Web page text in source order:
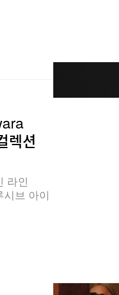
렉션
라인
시브 아이